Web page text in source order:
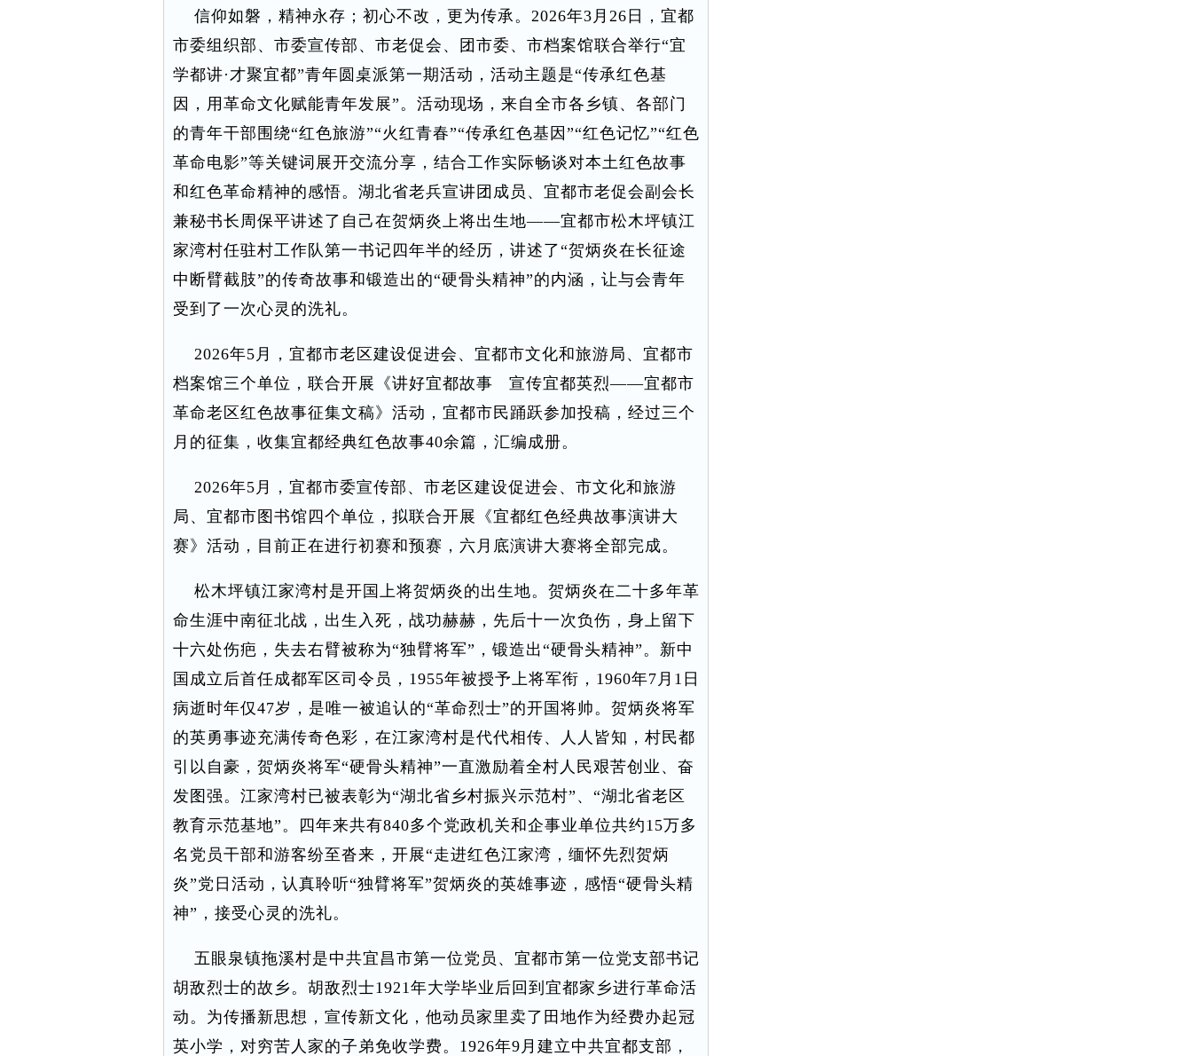
信仰如磐，精神永存；初心不改，更为传承。2026年3月26日，宜都
市委组织部、市委宣传部、市老促会、团市委、市档案馆联合举行“宜
学都讲·才聚宜都”青年圆桌派第一期活动，活动主题是“传承红色基
因，用革命文化赋能青年发展”。活动现场，来自全市各乡镇、各部门
的青年干部围绕“红色旅游”“火红青春”“传承红色基因”“红色记忆”“红色
革命电影”等关键词展开交流分享，结合工作实际畅谈对本土红色故事
和红色革命精神的感悟。湖北省老兵宣讲团成员、宜都市老促会副会长
兼秘书长周保平讲述了自己在贺炳炎上将出生地——宜都市松木坪镇江
家湾村任驻村工作队第一书记四年半的经历，讲述了“贺炳炎在长征途
中断臂截肢”的传奇故事和锻造出的“硬骨头精神”的内涵，让与会青年
受到了一次心灵的洗礼。
2026年5月，宜都市老区建设促进会、宜都市文化和旅游局、宜都市
档案馆三个单位，联合开展《讲好宜都故事 宣传宜都英烈——宜都市
革命老区红色故事征集文稿》活动，宜都市民踊跃参加投稿，经过三个
月的征集，收集宜都经典红色故事40余篇，汇编成册。
2026年5月，宜都市委宣传部、市老区建设促进会、市文化和旅游
局、宜都市图书馆四个单位，拟联合开展《宜都红色经典故事演讲大
赛》活动，目前正在进行初赛和预赛，六月底演讲大赛将全部完成。
松木坪镇江家湾村是开国上将贺炳炎的出生地。贺炳炎在二十多年革
命生涯中南征北战，出生入死，战功赫赫，先后十一次负伤，身上留下
十六处伤疤，失去右臂被称为“独臂将军”，锻造出“硬骨头精神”。新中
国成立后首任成都军区司令员，1955年被授予上将军衔，1960年7月1日
病逝时年仅47岁，是唯一被追认的“革命烈士”的开国将帅。贺炳炎将军
的英勇事迹充满传奇色彩，在江家湾村是代代相传、人人皆知，村民都
引以自豪，贺炳炎将军“硬骨头精神”一直激励着全村人民艰苦创业、奋
发图强。江家湾村已被表彰为“湖北省乡村振兴示范村”、“湖北省老区
教育示范基地”。四年来共有840多个党政机关和企事业单位共约15万多
名党员干部和游客纷至沓来，开展“走进红色江家湾，缅怀先烈贺炳
炎”党日活动，认真聆听“独臂将军”贺炳炎的英雄事迹，感悟“硬骨头精
神”，接受心灵的洗礼。
五眼泉镇拖溪村是中共宜昌市第一位党员、宜都市第一位党支部书记
胡敌烈士的故乡。胡敌烈士1921年大学毕业后回到宜都家乡进行革命活
动。为传播新思想，宣传新文化，他动员家里卖了田地作为经费办起冠
英小学，对穷苦人家的子弟免收学费。1926年9月建立中共宜都支部，